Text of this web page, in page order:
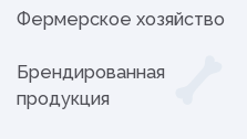
Фермерское хозяйство
Брендированная
продукция